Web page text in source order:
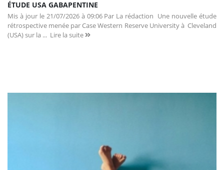
ÉTUDE USA GABAPENTINE
Mis à jour le 21/07/2026 à 09:06 Par La rédaction Une nouvelle étude
rétrospective menée par Case Western Reserve University à Cleveland
(USA) sur la ... Lire la suite